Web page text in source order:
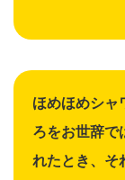
ほめほめシャ
ろをお世辞
れたとき、そ